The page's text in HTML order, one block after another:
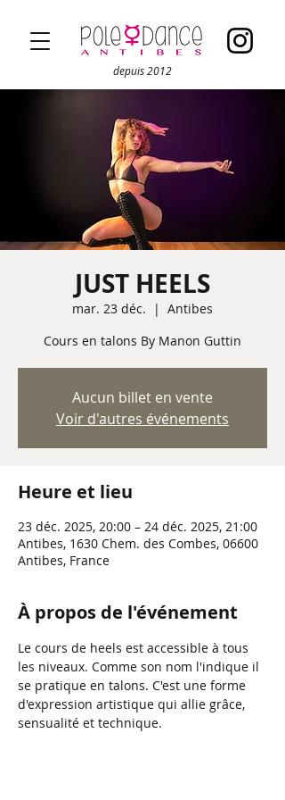
depuis 2012
JUST HEELS
mar. 23 déc.
  |
Antibes
Cours en talons By Manon Guttin
Aucun billet en vente
Voir d'autres événements
Heure et lieu
23 déc. 2025, 20:00 – 24 déc. 2025, 21:00
Antibes, 1630 Chem. des Combes, 06600
Antibes, France
À propos de l'événement
Le cours de heels est accessible à tous
les niveaux. Comme son nom l'indique il
se pratique en talons. C'est une forme
d'expression artistique qui allie grâce,
sensualité et technique.